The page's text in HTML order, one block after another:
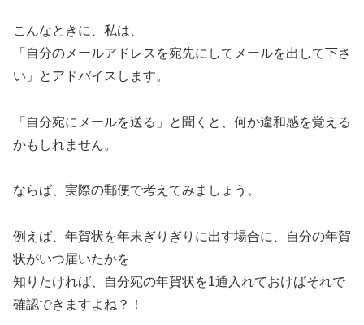
こんなときに、私は、
「自分のメールアドレスを宛先にしてメールを出して下さ
い」とアドバイスします。
「自分宛にメールを送る」と聞くと、何か違和感を覚える
かもしれません。
ならば、実際の郵便で考えてみましょう。
例えば、年賀状を年末ぎりぎりに出す場合に、自分の年賀
状がいつ届いたかを
知りたければ、自分宛の年賀状を1通入れておけばそれで
確認できますよね？！